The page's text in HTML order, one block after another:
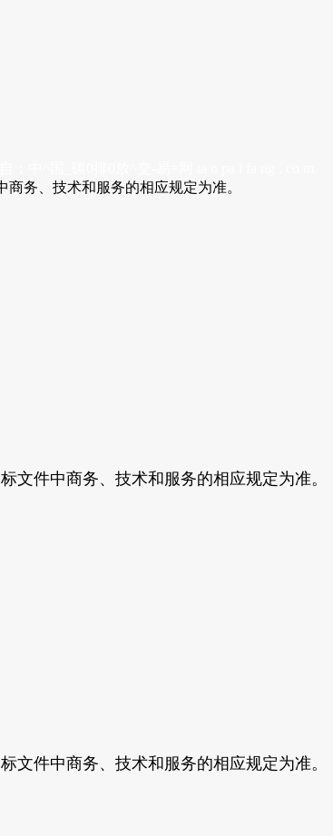
务、技术和服务的相应规定为准。
文件中商务、技术和服务的相应规定为准。
文件中商务、技术和服务的相应规定为准。